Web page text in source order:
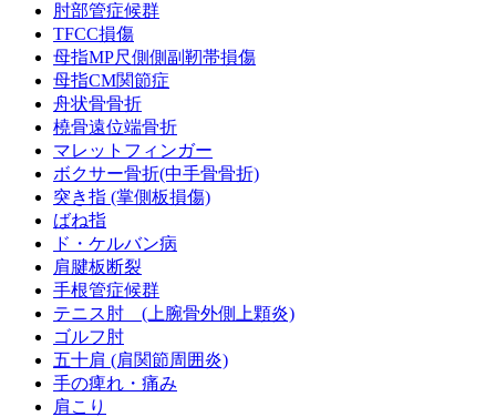
肘部管症候群
TFCC損傷
母指MP尺側側副靭帯損傷
母指CM関節症
舟状骨骨折
橈骨遠位端骨折
マレットフィンガー
ボクサー骨折(中手骨骨折)
突き指 (掌側板損傷)
ばね指
ド・ケルバン病
肩腱板断裂
手根管症候群
テニス肘 (上腕骨外側上顆炎)
ゴルフ肘
五十肩 (肩関節周囲炎)
手の痺れ・痛み
肩こり